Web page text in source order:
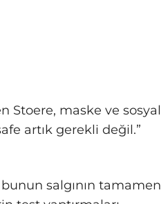
Stoere, maske ve sosyal
artık gerekli değil.”
bunun salgının tamamen